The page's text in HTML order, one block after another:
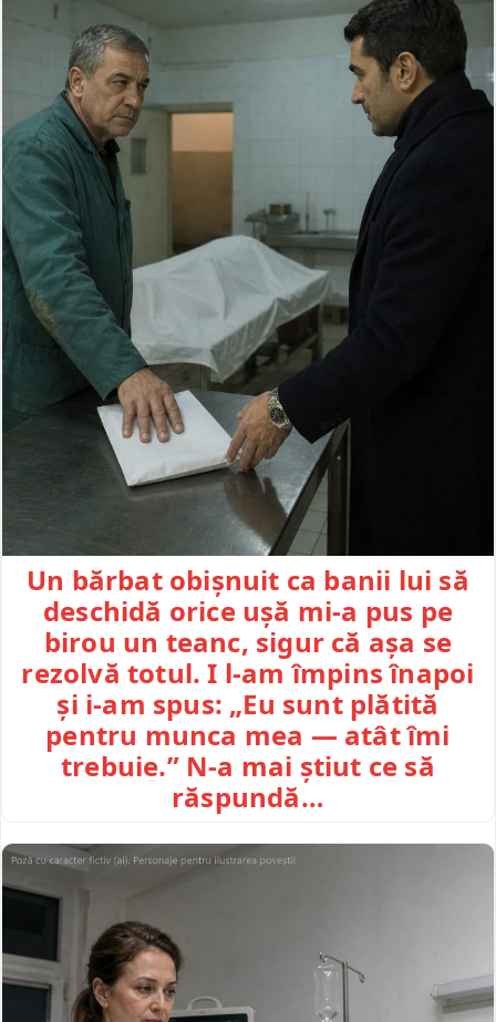
Un bărbat obișnuit ca banii lui să
deschidă orice ușă mi-a pus pe
birou un teanc, sigur că așa se
rezolvă totul. I l-am împins înapoi
și i-am spus: „Eu sunt plătită
pentru munca mea — atât îmi
trebuie.” N-a mai știut ce să
răspundă…